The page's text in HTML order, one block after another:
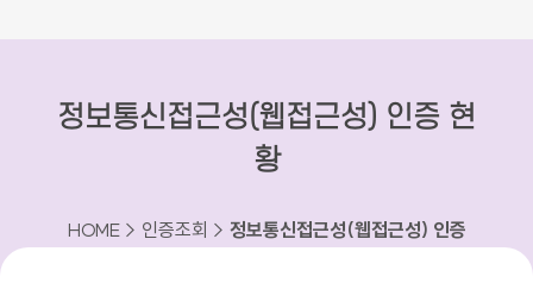
정보통신접근성(웹접근성) 인증 현
황
HOME > 인증조회 > 정보통신접근성(웹접근성) 인증